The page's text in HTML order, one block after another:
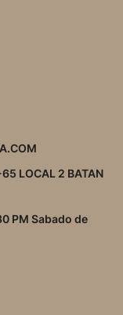
LOCAL 2 BATAN
PM Sabado de